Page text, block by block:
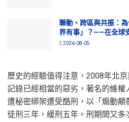
聯動、跨區與共振：
界有事」？——在全球
2026-08-05
歷史的經驗值得注意，2008年北
記錄已經相當的惡劣，著名的維權
遭秘密綁架遭受酷刑，以「煽動顛
徒刑三年，緩刑五年。刑期間又